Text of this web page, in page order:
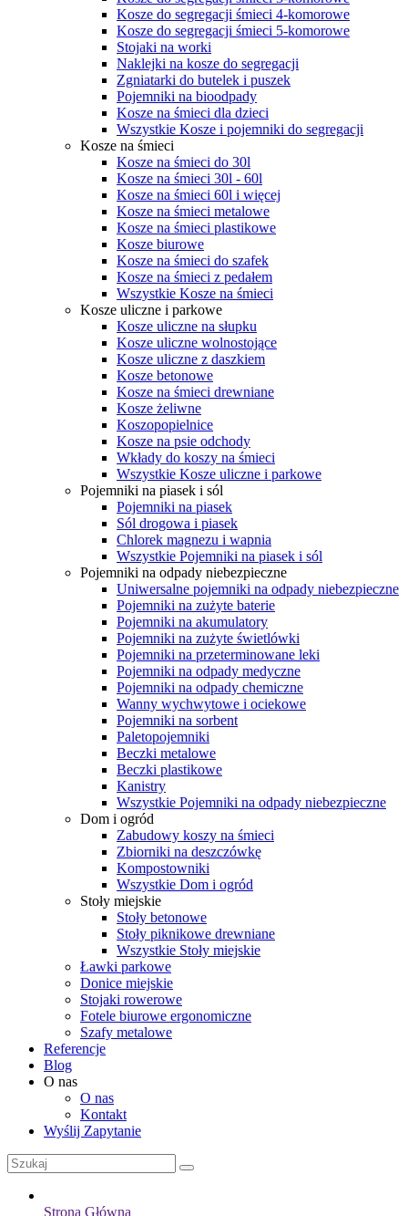
Kosze do segregacji śmieci 4-komorowe
Kosze do segregacji śmieci 5-komorowe
Stojaki na worki
Naklejki na kosze do segregacji
Zgniatarki do butelek i puszek
Pojemniki na bioodpady
Kosze na śmieci dla dzieci
Wszystkie Kosze i pojemniki do segregacji
Kosze na śmieci
Kosze na śmieci do 30l
Kosze na śmieci 30l - 60l
Kosze na śmieci 60l i więcej
Kosze na śmieci metalowe
Kosze na śmieci plastikowe
Kosze biurowe
Kosze na śmieci do szafek
Kosze na śmieci z pedałem
Wszystkie Kosze na śmieci
Kosze uliczne i parkowe
Kosze uliczne na słupku
Kosze uliczne wolnostojące
Kosze uliczne z daszkiem
Kosze betonowe
Kosze na śmieci drewniane
Kosze żeliwne
Koszopopielnice
Kosze na psie odchody
Wkłady do koszy na śmieci
Wszystkie Kosze uliczne i parkowe
Pojemniki na piasek i sól
Pojemniki na piasek
Sól drogowa i piasek
Chlorek magnezu i wapnia
Wszystkie Pojemniki na piasek i sól
Pojemniki na odpady niebezpieczne
Uniwersalne pojemniki na odpady niebezpieczne
Pojemniki na zużyte baterie
Pojemniki na akumulatory
Pojemniki na zużyte świetlówki
Pojemniki na przeterminowane leki
Pojemniki na odpady medyczne
Pojemniki na odpady chemiczne
Wanny wychwytowe i ociekowe
Pojemniki na sorbent
Paletopojemniki
Beczki metalowe
Beczki plastikowe
Kanistry
Wszystkie Pojemniki na odpady niebezpieczne
Dom i ogród
Zabudowy koszy na śmieci
Zbiorniki na deszczówkę
Kompostowniki
Wszystkie Dom i ogród
Stoły miejskie
Stoły betonowe
Stoły piknikowe drewniane
Wszystkie Stoły miejskie
Ławki parkowe
Donice miejskie
Stojaki rowerowe
Fotele biurowe ergonomiczne
Szafy metalowe
Referencje
Blog
O nas
O nas
Kontakt
Wyślij Zapytanie
Strona Główna